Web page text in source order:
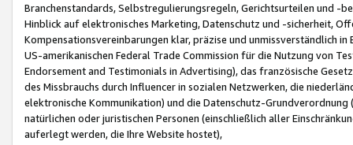
Branchenstandards, Selbstregulierungsregeln, Gerichtsurteilen und -
Hinblick auf elektronisches Marketing, Datenschutz und -sicherheit,
Kompensationsvereinbarungen klar, präzise und unmissverständlich
US-amerikanischen Federal Trade Commission für die Nutzung von
Endorsement and Testimonials in Advertising), das französische
des Missbrauchs durch Influencer in sozialen Netzwerken, die
elektronische Kommunikation) und die Datenschutz-
natürlichen oder juristischen Personen (einschließlich aller
auferlegt werden, die Ihre Website hostet),